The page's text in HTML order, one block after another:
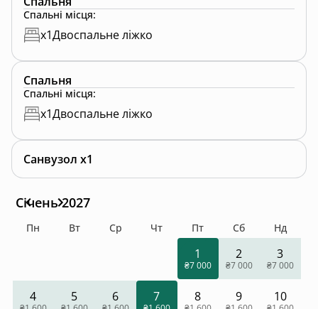
Спальні місця:
x1Двоспальне ліжко
Спальня
Спальні місця:
x1Двоспальне ліжко
Санвузол x1
Січень 2027
Пн Вт Ср Чт Пт Сб Нд
1
₴7 000
2
₴7 000
3
₴7 000
4 5 6 7 8 9 10